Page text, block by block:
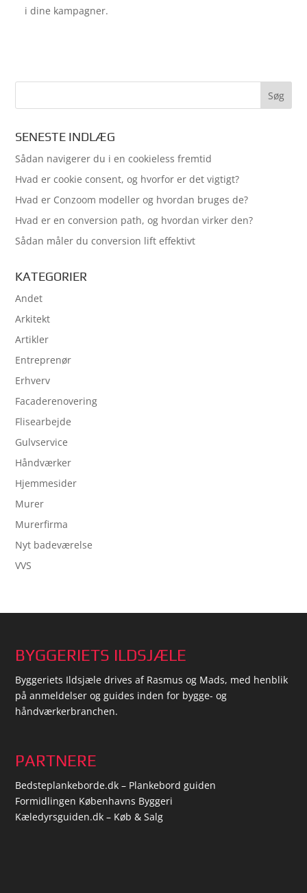
i dine kampagner.
SENESTE INDLÆG
Sådan navigerer du i en cookieless fremtid
Hvad er cookie consent, og hvorfor er det vigtigt?
Hvad er Conzoom modeller og hvordan bruges de?
Hvad er en conversion path, og hvordan virker den?
Sådan måler du conversion lift effektivt
KATEGORIER
Andet
Arkitekt
Artikler
Entreprenør
Erhverv
Facaderenovering
Flisearbejde
Gulvservice
Håndværker
Hjemmesider
Murer
Murerfirma
Nyt badeværelse
VVS
BYGGERIETS ILDSJÆLE
Byggeriets Ildsjæle drives af Rasmus og Mads, med henblik
på anmeldelser og guides inden for bygge- og
håndværkerbranchen.
PARTNERE
Bedsteplankeborde.dk – Plankebord guiden
Formidlingen Københavns Byggeri
Kæledyrsguiden.dk – Køb & Salg